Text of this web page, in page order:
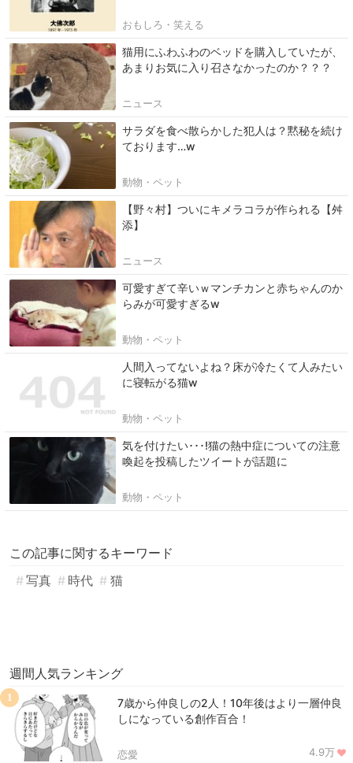
おもしろ・笑える
猫用にふわふわのベッドを購入していたが、
あまりお気に入り召さなかったのか？？？
ニュース
サラダを食べ散らかした犯人は？黙秘を続け
ております…w
動物・ペット
【野々村】ついにキメラコラが作られる【舛
添】
ニュース
可愛すぎて辛いｗマンチカンと赤ちゃんのか
らみが可愛すぎるw
動物・ペット
人間入ってないよね？床が冷たくて人みたい
に寝転がる猫w
動物・ペット
気を付けたい･･･!猫の熱中症についての注意
喚起を投稿したツイートが話題に
動物・ペット
この記事に関するキーワード
写真
時代 猫
週間人気ランキング
7歳から仲良しの2人！10年後はより一層仲良
しになっている創作百合！
恋愛 4.9万
1